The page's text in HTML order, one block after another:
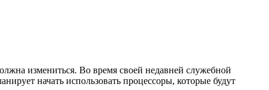
измениться. Во время своей недавней служебной
начать использовать процессоры, которые будут